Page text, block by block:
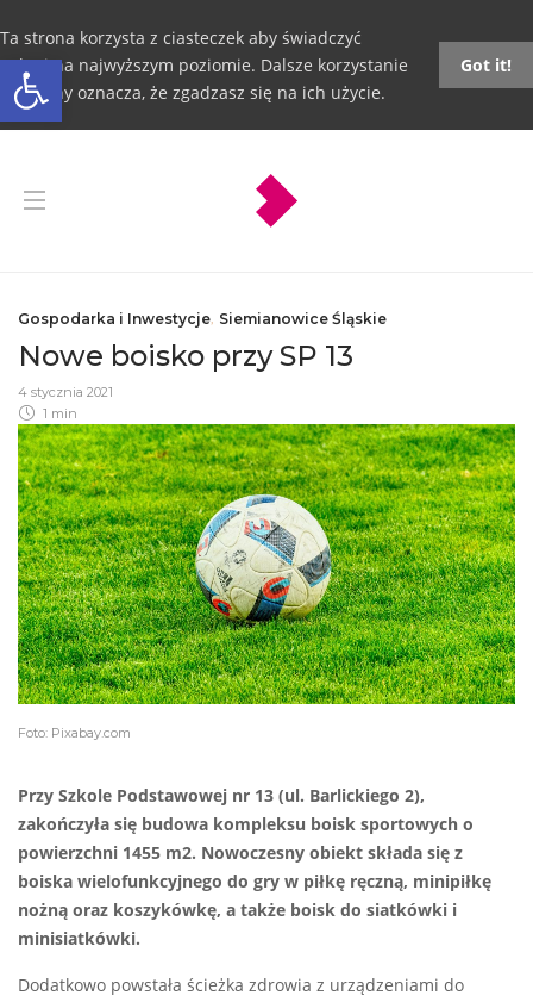
Otwórz pasek narzędzi
Ta strona korzysta z ciasteczek aby świadczyć
usługi na najwyższym poziomie. Dalsze korzystanie
ze strony oznacza, że zgadzasz się na ich użycie.
Got it!
Gospodarka i Inwestycje, Siemianowice Śląskie
Nowe boisko przy SP 13
4 stycznia 2021
1 min
Foto: Pixabay.com
Przy Szkole Podstawowej nr 13 (ul. Barlickiego 2),
zakończyła się budowa kompleksu boisk sportowych o
powierzchni 1455 m2. Nowoczesny obiekt składa się z
boiska wielofunkcyjnego do gry w piłkę ręczną, minipiłkę
nożną oraz koszykówkę, a także boisk do siatkówki i
minisiatkówki.
Dodatkowo powstała ścieżka zdrowia z urządzeniami do